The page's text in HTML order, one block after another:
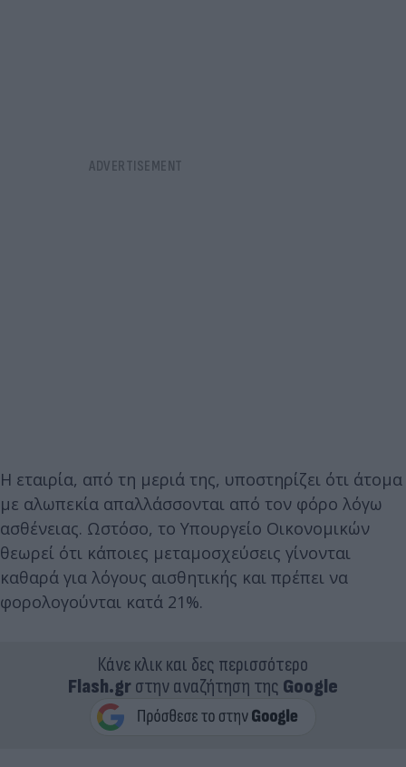
Η εταιρία, από τη μεριά της, υποστηρίζει ότι άτομα
με αλωπεκία απαλλάσσονται από τον φόρο λόγω
ασθένειας. Ωστόσο, το Υπουργείο Οικονομικών
θεωρεί ότι κάποιες μεταμοσχεύσεις γίνονται
καθαρά για λόγους αισθητικής και πρέπει να
φορολογούνται κατά 21%.
Κάνε κλικ και δες περισσότερο
Flash.grστην αναζήτηση της Google